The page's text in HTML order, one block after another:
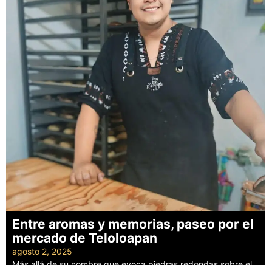
Entre aromas y memorias, paseo por el
mercado de Teloloapan
agosto 2, 2025